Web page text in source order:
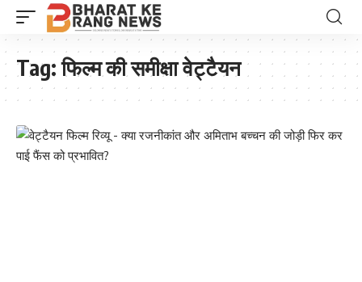
Tag:फिल्म की समीक्षा वेट्टैयन